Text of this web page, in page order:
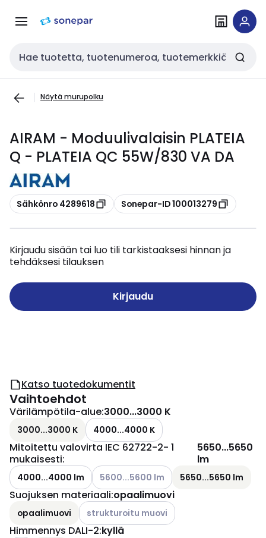
navigointiinsisältöön
Haku
Näytä murupolku
AIRAM - Moduulivalaisin PLATEIA
Q - PLATEIA QC 55W/830 VA DA
Kopioi
Sähkönro 4289618 Kopioi
Sonepar-ID 100013279
Kirjaudu sisään tai luo tili tarkistaaksesi hinnan ja
tehdäksesi tilauksen
Kirjaudu
Katso tuotedokumentit
Vaihtoehdot
Värilämpötila-alue:3000...3000 K
3000...3000 K 4000...4000 K
Mitoitettu valovirta IEC 62722-2- 1
mukaisesti:
5650...5650
lm
4000...4000 lm Katso käytettävissä olevat vaihtoehdot
5600...5600 lm 5650...5650 lm
Suojuksen materiaali:opaalimuovi
opaalimuovi Katso käytettävissä olevat vaihtoehdot
strukturoitu muovi
Himmennys DALI-2:kyllä